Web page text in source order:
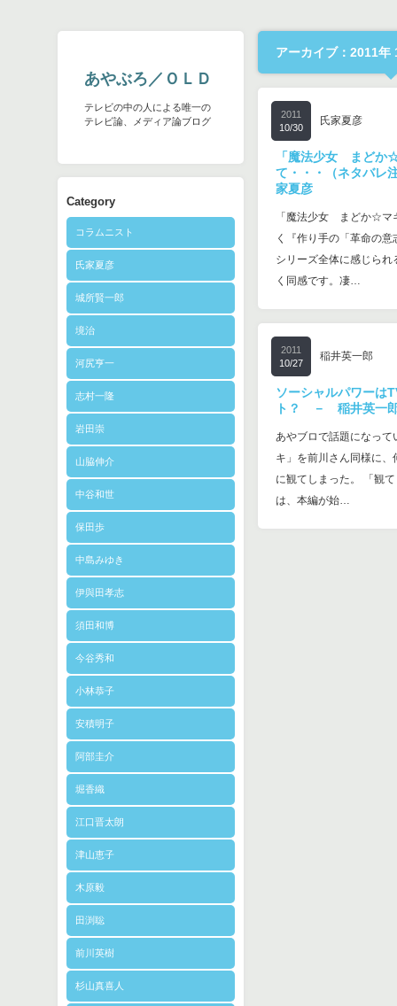
あやぶろ／ＯＬＤ
テレビの中の人による唯一の
テレビ論、メディア論ブログ
Category
コラムニスト
氏家夏彦
城所賢一郎
境治
河尻亨一
志村一隆
岩田崇
山脇伸介
中谷和世
保田歩
中島みゆき
伊與田孝志
須田和博
今谷秀和
小林恭子
安積明子
阿部圭介
堀香織
江口晋太朗
津山恵子
木原毅
田渕聡
前川英樹
杉山真喜人
アーカイブ：2011年
2011
10/30
氏家夏彦
「魔法少女 まどか
て・・・（ネタバ
家夏彦
「魔法少女 まどか☆マ
く『作り手の「革命の
シリーズ全体に感じら
く同感です。凄…
2011
10/27
稲井英一郎
ソーシャルパワーは
ト？ － 稲井英一
あやブロで話題になって
キ」を前川さん同様に
に観てしまった。 「観
は、本編が始…